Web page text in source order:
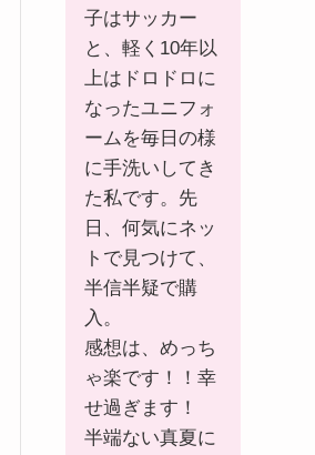
子はサッカー
と、軽く10年以
上はドロドロに
なったユニフォ
ームを毎日の様
に手洗いしてき
た私です。先
日、何気にネッ
トで見つけて、
半信半疑で購
入。
感想は、めっち
ゃ楽です！！幸
せ過ぎます！
半端ない真夏に